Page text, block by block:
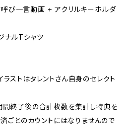
び一言動画 + アクリルキーホルダ
ナルTシャツ
ストはタレントさん自身のセレクト
終了後の合計枚数を集計し特典を
ごとのカウントにはなりませんので